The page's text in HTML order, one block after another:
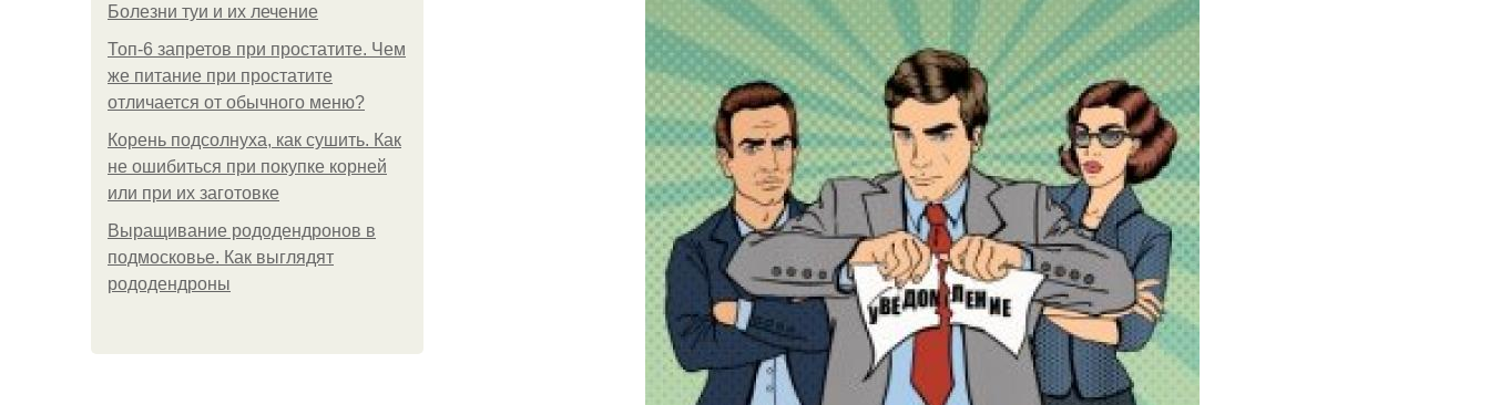
Болезни туи и их лечение
Топ-6 запретов при простатите. Чем
же питание при простатите
отличается от обычного меню?
Корень подсолнуха, как сушить. Как
не ошибиться при покупке корней
или при их заготовке
Выращивание рододендронов в
подмосковье. Как выглядят
рододендроны